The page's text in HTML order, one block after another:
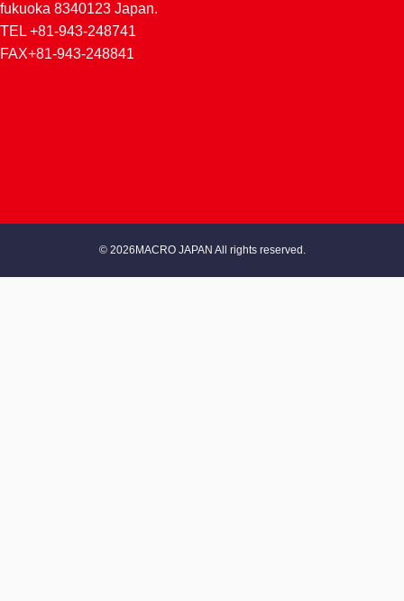
fukuoka 8340123 Japan.
TEL +81-943-248741
FAX+81-943-248841
© 2026MACRO JAPAN All rights reserved.